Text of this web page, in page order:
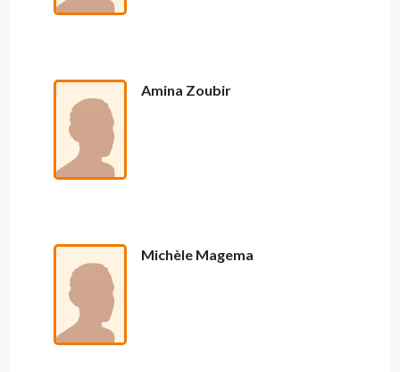
Amina Zoubir
Michèle Magema